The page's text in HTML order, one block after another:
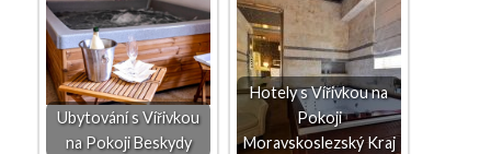
Ubytování s Vířivkou
na Pokoji Beskydy
Hotely s Vířivkou na
Pokoji
Moravskoslezský Kraj